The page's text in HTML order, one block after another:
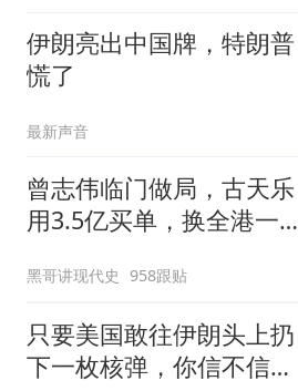
伊朗亮出中国牌，特朗普
慌了
最新声音
曾志伟临门做局，古天乐
用3.5亿买单，换全港一声
黑哥讲现代史 958跟贴
只要美国敢往伊朗头上扔
下一枚核弹，你信不信，